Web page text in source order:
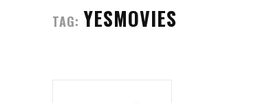
TAG: YESMOVIES